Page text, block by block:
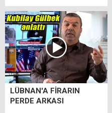
LÜBNAN'A FİRARIN
PERDE ARKASI